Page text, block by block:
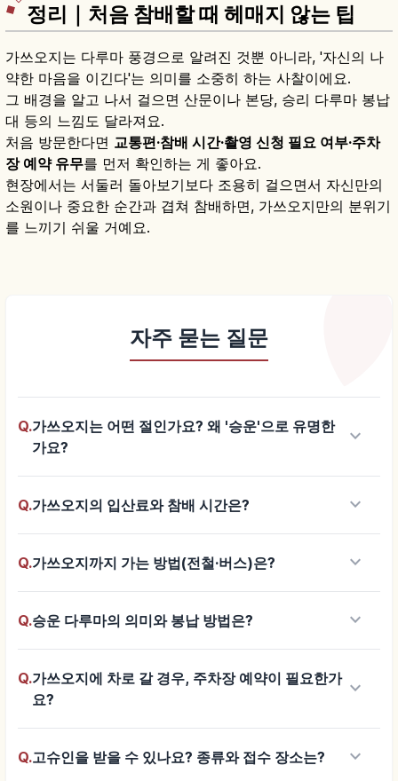
정리｜처음 참배할 때 헤매지 않는 팁
가쓰오지는 다루마 풍경으로 알려진 것뿐 아니라, '자신의 나
약한 마음을 이긴다'는 의미를 소중히 하는 사찰이에요.
그 배경을 알고 나서 걸으면 산문이나 본당, 승리 다루마 봉납
대 등의 느낌도 달라져요.
처음 방문한다면 교통편·참배 시간·촬영 신청 필요 여부·주차
장 예약 유무를 먼저 확인하는 게 좋아요.
현장에서는 서둘러 돌아보기보다 조용히 걸으면서 자신만의
소원이나 중요한 순간과 겹쳐 참배하면, 가쓰오지만의 분위기
를 느끼기 쉬울 거예요.
자주 묻는 질문
Q.가쓰오지는 어떤 절인가요? 왜 '승운'으로 유명한
가요?
keyboard_arrow_down
Q.가쓰오지의 입산료와 참배 시간은? keyboard_arrow_down
Q.가쓰오지까지 가는 방법(전철·버스)은? keyboard_arrow_down
Q.승운 다루마의 의미와 봉납 방법은? keyboard_arrow_down
Q.가쓰오지에 차로 갈 경우, 주차장 예약이 필요한가
요?
keyboard_arrow_down
Q.고슈인을 받을 수 있나요? 종류와 접수 장소는? keyboard_arrow_down